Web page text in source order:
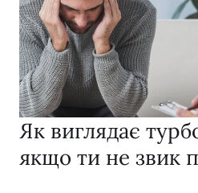
Як виглядає
якщо ти не звик